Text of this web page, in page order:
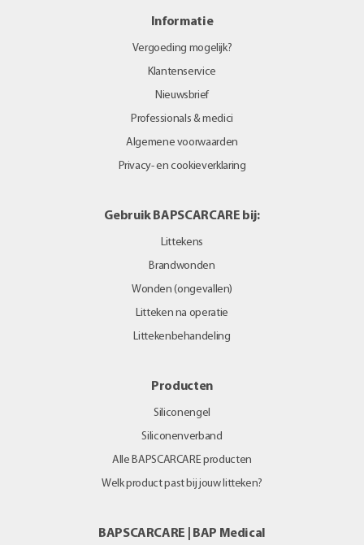
Informatie
Vergoeding mogelijk?
Klantenservice
Nieuwsbrief
Professionals & medici
Algemene voorwaarden
Privacy- en cookieverklaring
Gebruik BAPSCARCARE bij:
Littekens
Brandwonden
Wonden (ongevallen)
Litteken na operatie
Littekenbehandeling
Producten
Siliconengel
Siliconenverband
Alle BAPSCARCARE producten
Welk product past bij jouw litteken?
BAPSCARCARE | BAP Medical